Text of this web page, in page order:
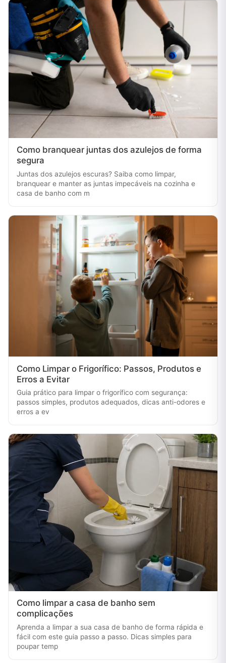
Como branquear juntas dos azulejos de forma
segura
Juntas dos azulejos escuras? Saiba como limpar,
branquear e manter as juntas impecáveis na cozinha e
casa de banho com m
Como Limpar o Frigorífico: Passos, Produtos e
Erros a Evitar
Guia prático para limpar o frigorífico com segurança:
passos simples, produtos adequados, dicas anti-odores e
erros a ev
Como limpar a casa de banho sem
complicações
Aprenda a limpar a sua casa de banho de forma rápida e
fácil com este guia passo a passo. Dicas simples para
poupar temp